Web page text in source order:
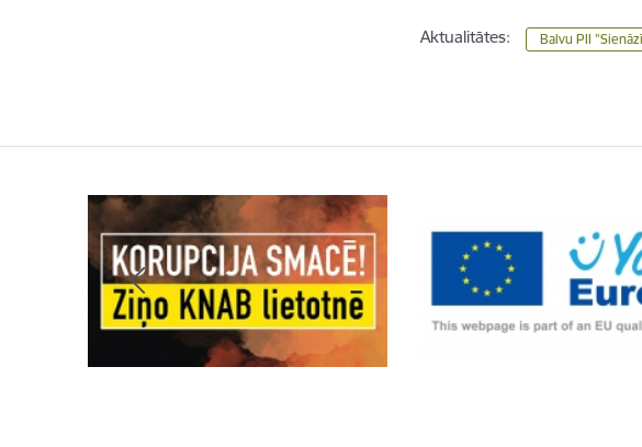
Aktualitātes: Balvu PII